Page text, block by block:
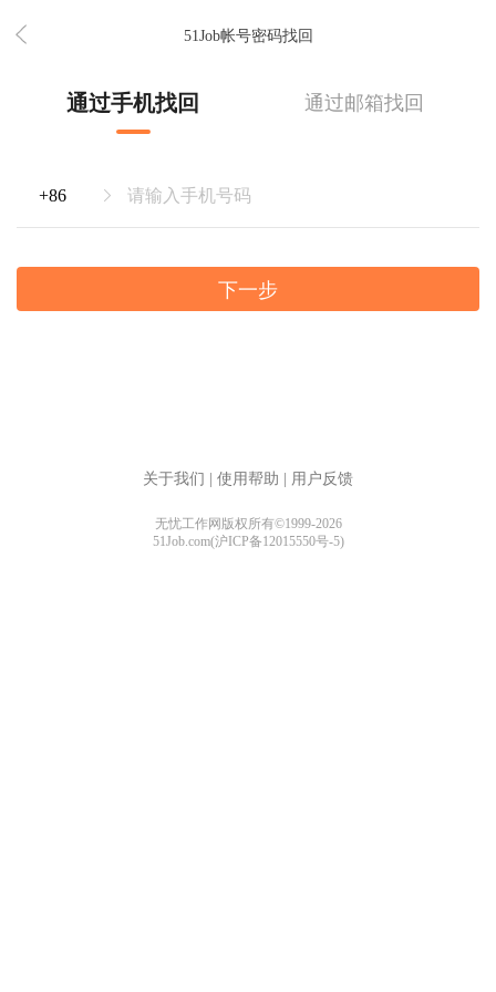
51Job帐号密码找回
通过手机找回 通过邮箱找回
下一步
关于我们 使用帮助 用户反馈
无忧工作网版权所有©1999-2026
51Job.com(沪ICP备12015550号-5)